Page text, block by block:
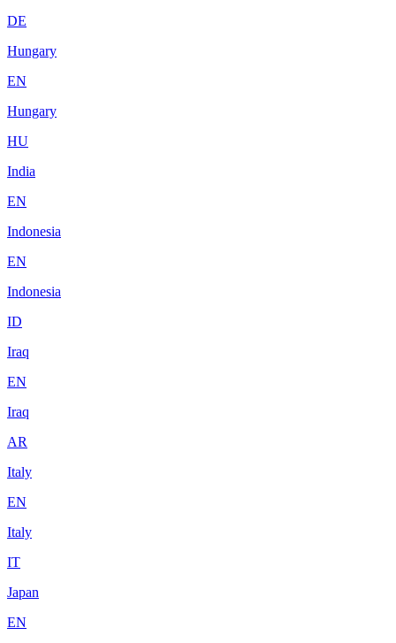
DE
Hungary
EN
Hungary
HU
India
EN
Indonesia
EN
Indonesia
ID
Iraq
EN
Iraq
AR
Italy
EN
Italy
IT
Japan
EN